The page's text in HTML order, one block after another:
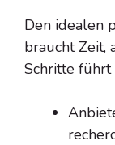
Den idealen
braucht Zeit,
Schritte führt